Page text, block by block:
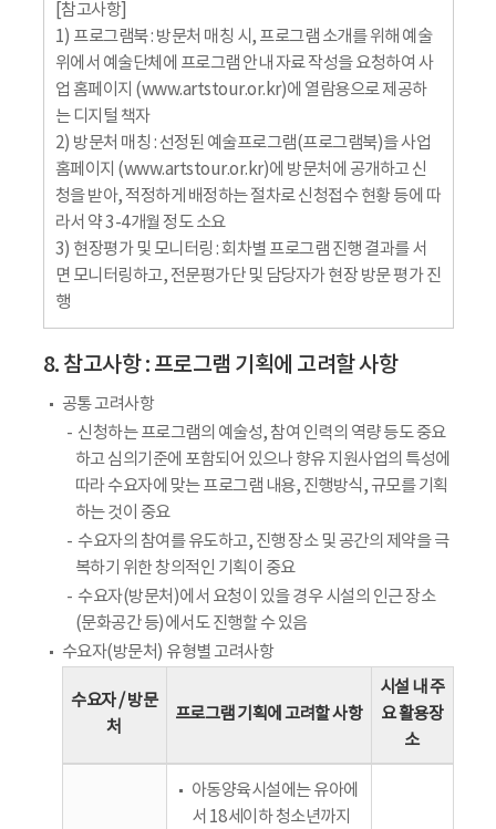
[참고사항]
1) 프로그램북 : 방문처 매칭 시, 프로그램 소개를 위해 예술
위에서 예술단체에 프로그램 안내 자료 작성을 요청하여 사
업 홈페이지 (www.artstour.or.kr)에 열람용으로 제공하
는 디지털 책자
2) 방문처 매칭 : 선정된 예술프로그램(프로그램북)을 사업
홈페이지 (www.artstour.or.kr)에 방문처에 공개하고 신
청을 받아, 적정하게 배정하는 절차로 신청접수 현황 등에 따
라서 약 3-4개월 정도 소요
3) 현장평가 및 모니터링 : 회차별 프로그램 진행 결과를 서
면 모니터링하고, 전문평가단 및 담당자가 현장 방문 평가 진
행
8. 참고사항 : 프로그램 기획에 고려할 사항
공통 고려사항
신청하는 프로그램의 예술성, 참여 인력의 역량 등도 중요
하고 심의기준에 포함되어 있으나 향유 지원사업의 특성에
따라 수요자에 맞는 프로그램 내용, 진행방식, 규모를 기획
하는 것이 중요
수요자의 참여를 유도하고, 진행 장소 및 공간의 제약을 극
복하기 위한 창의적인 기획이 중요
수요자(방문처)에서 요청이 있을 경우 시설의 인근 장소
(문화공간 등)에서도 진행할 수 있음
수요자(방문처) 유형별 고려사항
수요자 / 방문
처
프로그램 기획에 고려할 사항
시설 내 주
요 활용장
소
아동양육시설에는 유아에
서 18세이하 청소년까지